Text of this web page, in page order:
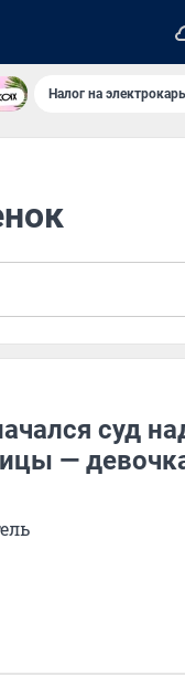
Налог на
суд
—